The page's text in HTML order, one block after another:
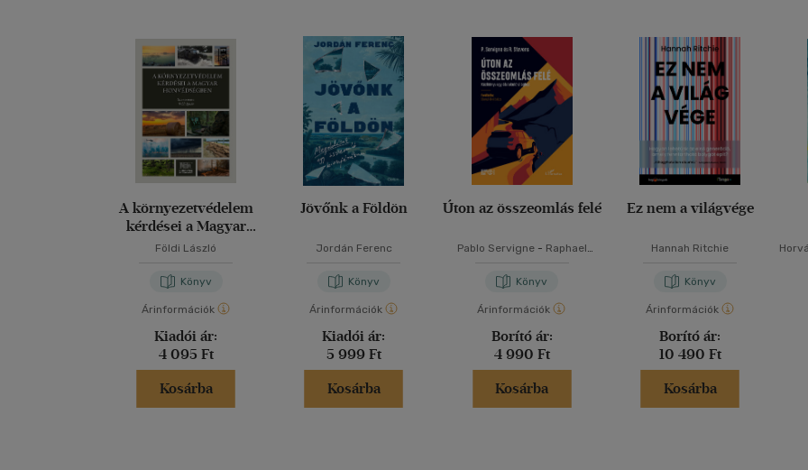
A környezetvédelem
kérdései a Magyar
Honvédségben
Földi László
Könyv
Árinformációk
Kiadói ár:
4 095 Ft
Kosárba
Jövőnk a Földön
Jordán Ferenc
Könyv
Árinformációk
Kiadói ár:
5 999 Ft
Kosárba
Úton az összeomlás felé
Pablo Servigne- Raphael
Könyv
Árinformációk
Borító ár:
4 990 Ft
Kosárba
Ez nem a világvége
Hannah Ritchie
Könyv
Árinformációk
Borító ár:
10 490 Ft
Kosárba